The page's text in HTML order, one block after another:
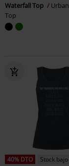
Waterfall Top
Top
40% DTO
Stock bajo